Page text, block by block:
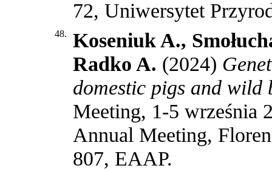
72, Uniwersytet
48.
Koseniuk A.,
Radko A. (2024)
domestic pigs and wild
Meeting, 1-5 września
Annual Meeting,
807, EAAP.